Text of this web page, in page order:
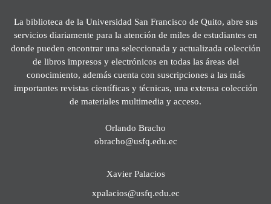
La biblioteca de la Universidad San Francisco de Quito, abre sus
servicios diariamente para la atención de miles de estudiantes en
donde pueden encontrar una seleccionada y actualizada colección
de libros impresos y electrónicos en todas las áreas del
conocimiento, además cuenta con suscripciones a las más
importantes revistas científicas y técnicas, una extensa colección
de materiales multimedia y acceso.
Orlando Bracho
obracho@usfq.edu.ec
Xavier Palacios
xpalacios@usfq.edu.ec